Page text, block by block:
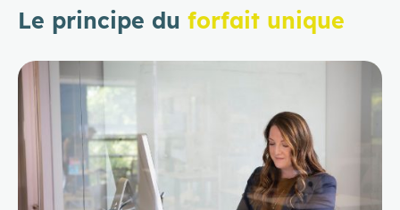
Le principe du forfait unique